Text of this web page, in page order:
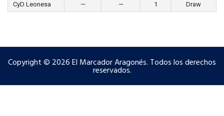
CyD Leonesa
— — 1 Draw
Copyright © 2026 El Marcador Aragonés. Todos los derechos
reservados.